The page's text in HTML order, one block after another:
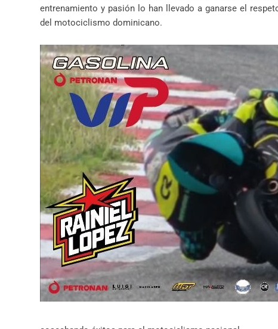
entrenamiento y pasión lo han llevado a ganarse el
del motociclismo dominicano.